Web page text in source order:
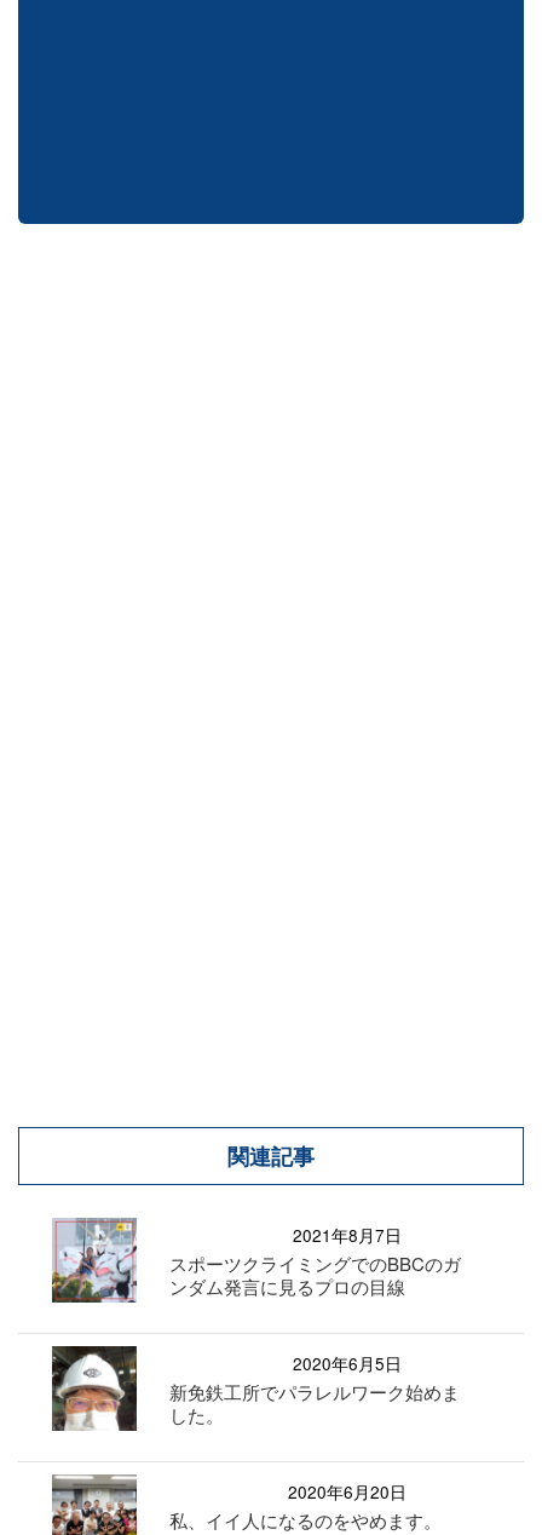
関連記事
2021年8月7日
スポーツクライミングでのBBCのガ
ンダム発言に見るプロの目線
2020年6月5日
新免鉄工所でパラレルワーク始めま
した。
2020年6月20日
私、イイ人になるのをやめます。